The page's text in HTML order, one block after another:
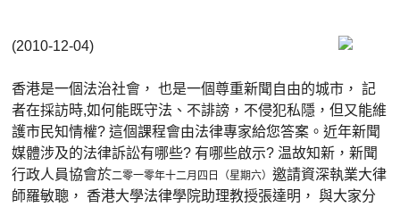
(2010-12-04)
香港是一個法治社會， 也是一個尊重新聞自由的城市， 記
者在採訪時,如何能既守法、不誹謗，不侵犯私隱，但又能維
護市民知情權? 這個課程會由法律專家給您答案。近年新聞
媒體涉及的法律訴訟有哪些? 有哪些啟示? 温故知新，新聞
行政人員協會於二零一零年十二月四日（星期六） 邀請資深執業大律
師羅敏聰， 香港大學法律學院助理教授張達明， 與大家分